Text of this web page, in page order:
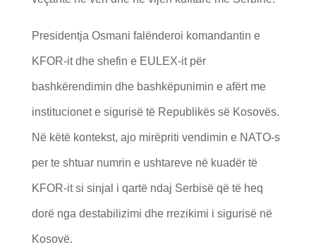
Presidentja Osmani falënderoi komandantin e
KFOR-it dhe shefin e EULEX-it për
bashkërendimin dhe bashkëpunimin e afërt me
institucionet e sigurisë të Republikës së Kosovës.
Në këtë kontekst, ajo mirëpriti vendimin e NATO-s
per te shtuar numrin e ushtareve në kuadër të
KFOR-it si sinjal i qartë ndaj Serbisë që të heq
dorë nga destabilizimi dhe rrezikimi i sigurisë në
Kosovë.